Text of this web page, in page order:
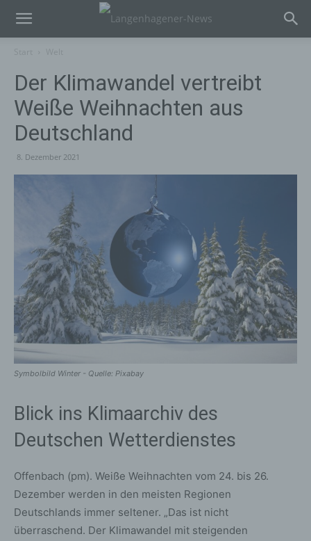
Der Klimawandel vertreibt
Weiße Weihnachten aus
Deutschland
8. Dezember 2021
Symbolbild Winter - Quelle: Pixabay
Blick ins Klimaarchiv des
Deutschen Wetterdienstes
Offenbach (pm). Weiße Weihnachten vom 24. bis 26.
Dezember werden in den meisten Regionen
Deutschlands immer seltener. „Das ist nicht
überraschend. Der Klimawandel mit steigenden